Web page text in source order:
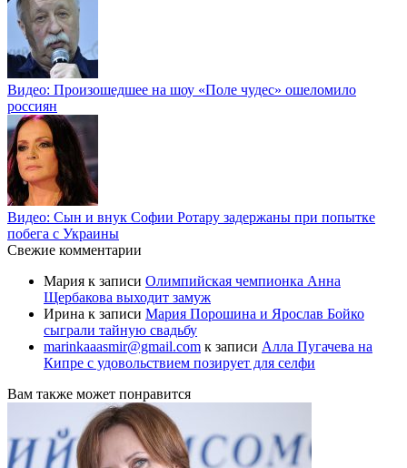
Видео: Произошедшее на шоу «Поле чудес» ошеломило
россиян
Видео: Сын и внук Софии Ротару задержаны при попытке
побега с Украины
Свежие комментарии
Мария к записи Олимпийская чемпионка Анна
Щербакова выходит замуж
Ирина к записи Мария Порошина и Ярослав Бойко
сыграли тайную свадьбу
marinkaaasmir@gmail.com к записи Алла Пугачева на
Кипре с удовольствием позирует для селфи
Вам также может понравится